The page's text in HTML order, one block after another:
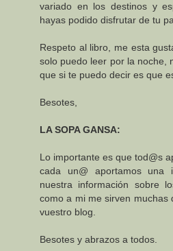
variado en los destinos y
hayas podido disfrutar de tu
Respeto al libro, me esta
solo puedo leer por la noche,
que si te puedo decir es que
Besotes,
LA SOPA GANSA:
Lo importante es que tod@s
cada un@ aportamos una
nuestra información sobre
como a mi me sirven muchas
vuestro blog.
Besotes y abrazos a todos.